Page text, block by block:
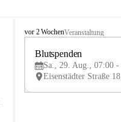
B
e
vor 2 WochenVeranstaltung
Blutspenden
Sa., 29. Aug., 07:00 -